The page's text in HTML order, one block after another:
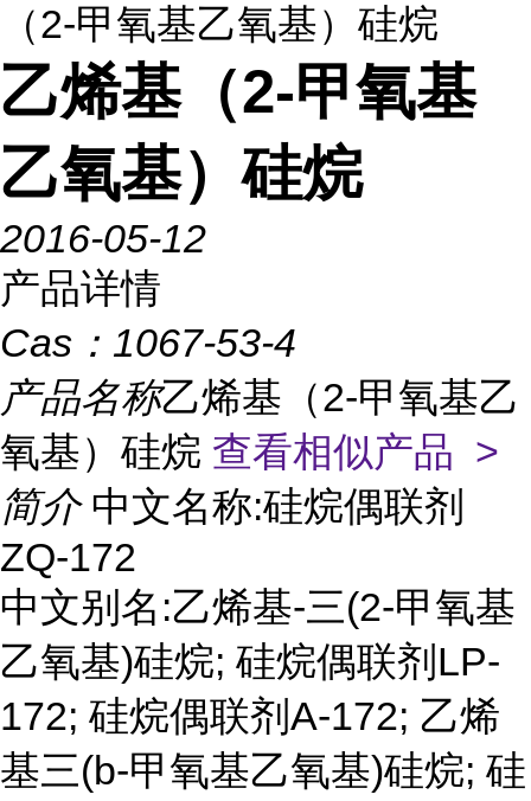
（2-甲氧基乙氧基）硅烷
乙烯基（2-甲氧基
乙氧基）硅烷
2016-05-12
产品详情
Cas： 1067-53-4
产品名称乙烯基（2-甲氧基乙
氧基）硅烷 查看相似产品 >
简介 中文名称:硅烷偶联剂
ZQ-172
中文别名:乙烯基-三(2-甲氧基
乙氧基)硅烷; 硅烷偶联剂LP-
172; 硅烷偶联剂A-172; 乙烯
基三(b-甲氧基乙氧基)硅烷; 硅